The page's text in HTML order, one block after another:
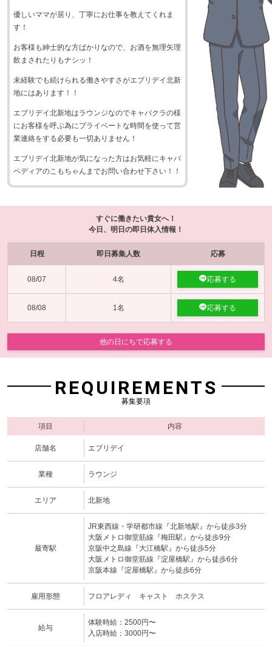
優しいママが居り、丁寧にお仕事を教えてくれま
す！
お客様も紳士的な方ばかりなので、お酒を無理矢理
飲まされたりもナシッ！
未経験でも続けられる働きやすさがエブリデイ北新
地にはあります！！
エブリデイ北新地はラウンジなのでキャバクラの様
にお客様を呼ぶ為にプライベートな時間を使って営
業連絡をする必要も一切ありません！
エブリデイ北新地が気になった方はお気軽にキャバ
ペディアのこもちゃんまでお問い合わせ下さい！！
すぐに働きたい貴女へ！
今日、明日の即日体入情報！
日程 即日募集人数 応募
08/07 4名 応募する
08/08 1名 応募する
他の日にちで応募する
REQUIREMENTS
募集要項
項目 内容
店舗名 エブリデイ
業種 ラウンジ
エリア 北新地
最寄駅
JR東西線・学研都市線『北新地駅』から徒歩3分
大阪メトロ御堂筋線『梅田駅』から徒歩9分
京阪中之島線『大江橋駅』から徒歩5分
大阪メトロ御堂筋線『淀屋橋駅』から徒歩6分
京阪本線『淀屋橋駅』から徒歩6分
雇用形態 フロアレディ キャスト ホステス
給与
体験時給：2500円〜
入店時給；3000円〜